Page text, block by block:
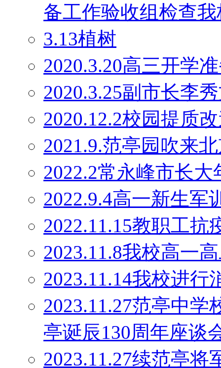
备工作验收组检查我
3.13植树
2020.3.20高三开学
2020.3.25副市长李
2020.12.2校园提质
2021.9.范亭园吹来
2022.2常永峰市长
2022.9.4高一新生军
2022.11.15教职工抗
2023.11.8我校高一
2023.11.14我校进行
2023.11.27范亭中
亭诞辰130周年座谈
2023.11.27续范亭将